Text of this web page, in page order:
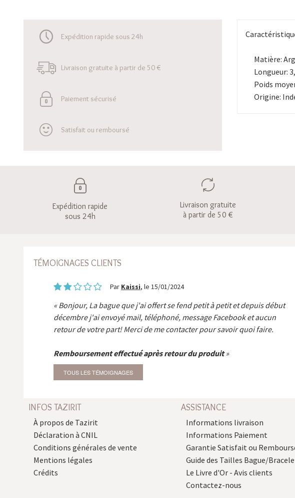
Expédition rapide sous 24h
Livraison gratuite à partir de 50 €
Paiement sécurisé
Satisfait ou remboursé
Matière:
Longueur:
Poids
Origine:
Expédition rapide
sous 24h
Livraison gratuite
à partir de 50 €
TÉMOIGNAGES CLIENTS
Par Kaissi, le 15/01/2024
Bonjour, La bague que j'ai offert se fend petit à petit et depuis début
décembre j'ai envoyé mail, téléphoné, message Facebook et aucun
retour de votre part! Merci de me contacter pour savoir quoi faire.
Remboursement effectué après retour du produit
TOUS LES TÉMOIGNAGES
INFOS TAZIRIT
À propos de Tazirit
Déclaration à CNIL
Conditions générales de vente
Mentions légales
Crédits
ASSISTANCE
Informations livraison
Informations Paiement
Garantie Satisfait ou
Guide des Tailles Bague/
Le Livre d'Or - Avis clients
Contactez-nous